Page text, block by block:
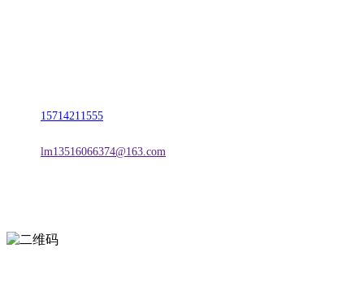
15714211555
lm13516066374@163.com